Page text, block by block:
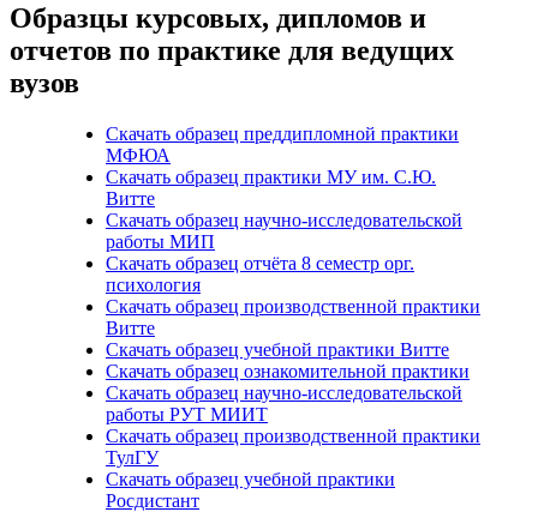
Образцы курсовых, дипломов и
отчетов по практике для ведущих
вузов
Скачать образец преддипломной практики
МФЮА
Скачать образец практики МУ им. С.Ю.
Витте
Скачать образец научно-исследовательской
работы МИП
Скачать образец отчёта 8 семестр орг.
психология
Скачать образец производственной практики
Витте
Скачать образец учебной практики Витте
Скачать образец ознакомительной практики
Скачать образец научно-исследовательской
работы РУТ МИИТ
Скачать образец производственной практики
ТулГУ
Скачать образец учебной практики
Росдистант